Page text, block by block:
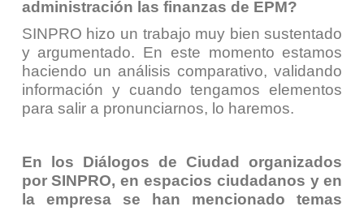
administración las finanzas de EPM?
SINPRO hizo un trabajo muy bien sustentado
y argumentado. En este momento estamos
haciendo un análisis comparativo, validando
información y cuando tengamos elementos
para salir a pronunciarnos, lo haremos.
En los Diálogos de Ciudad organizados
por SINPRO, en espacios ciudadanos y en
la empresa se han mencionado temas